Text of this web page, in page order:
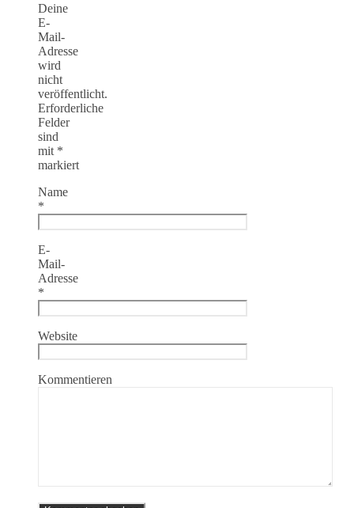
Deine
E-
Mail-
Adresse
wird
nicht
veröffentlicht.
Erforderliche
Felder
sind
mit *
markiert
Name
*
E-
Mail-
Adresse
*
Website
Kommentieren